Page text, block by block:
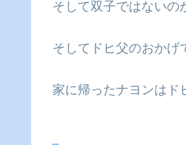
そして双子ではないの
そしてドヒ父のおかげ
家に帰ったナヨンはド